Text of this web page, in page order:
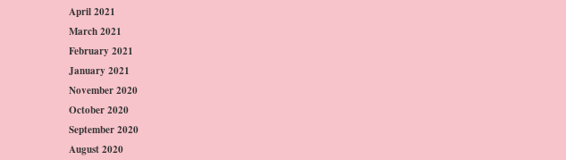
April 2021
March 2021
February 2021
January 2021
November 2020
October 2020
September 2020
August 2020